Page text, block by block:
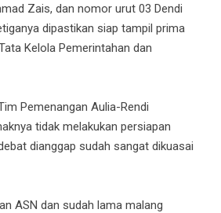
Zais, dan nomor urut 03 Dendi
dipastikan siap tampil prima
Kelola Pemerintahan dan
Pemenangan Aulia-Rendi
tidak melakukan persiapan
dianggap sudah sangat dikuasai
ASN dan sudah lama malang